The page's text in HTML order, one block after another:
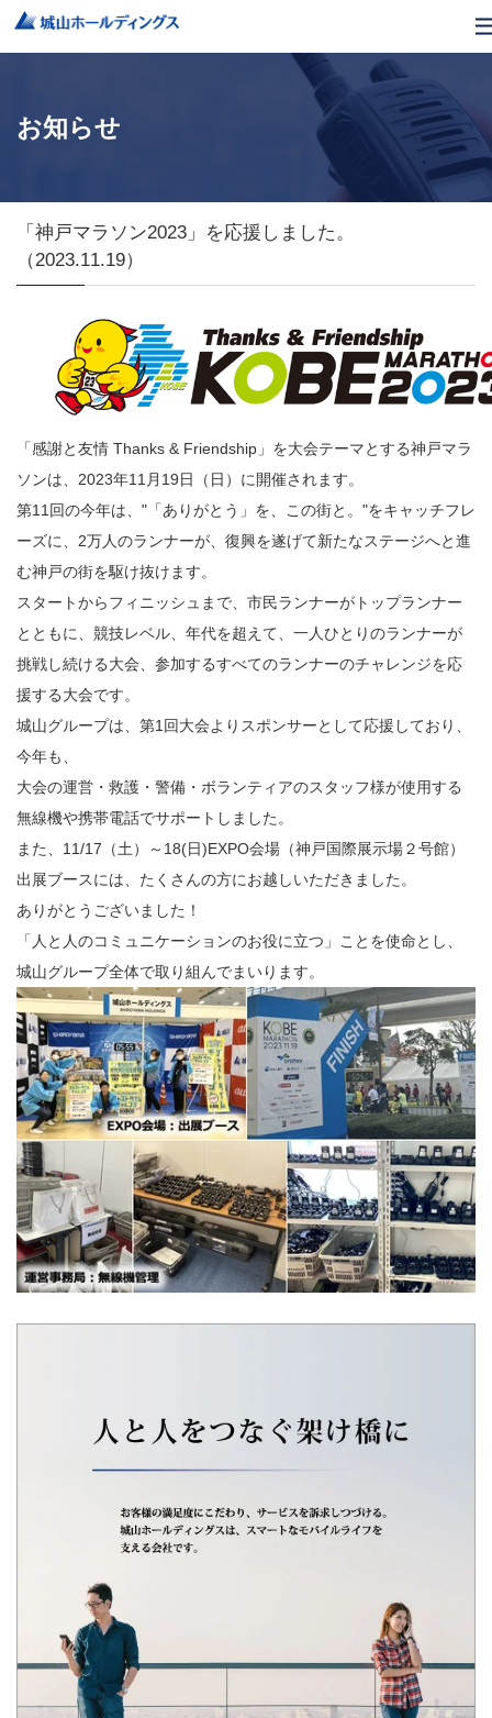
お知らせ
「神戸マラソン2023」を応援しました。
（2023.11.19）
「感謝と友情 Thanks & Friendship」を大会テーマとする神戸マラ
ソンは、2023年11月19日（日）に開催されます。
第11回の今年は、"「ありがとう」を、この街と。"をキャッチフレ
ーズに、2万人のランナーが、復興を遂げて新たなステージへと進
む神戸の街を駆け抜けます。
スタートからフィニッシュまで、市民ランナーがトップランナー
とともに、競技レベル、年代を超えて、一人ひとりのランナーが
挑戦し続ける大会、参加するすべてのランナーのチャレンジを応
援する大会です。
城山グループは、第1回大会よりスポンサーとして応援しており、
今年も、
大会の運営・救護・警備・ボランティアのスタッフ様が使用する
無線機や携帯電話でサポートしました。
また、11/17（土）～18(日)EXPO会場（神戸国際展示場２号館）
出展ブースには、たくさんの方にお越しいただきました。
ありがとうございました！
「人と人のコミュニケーションのお役に立つ」ことを使命とし、
城山グループ全体で取り組んでまいります。